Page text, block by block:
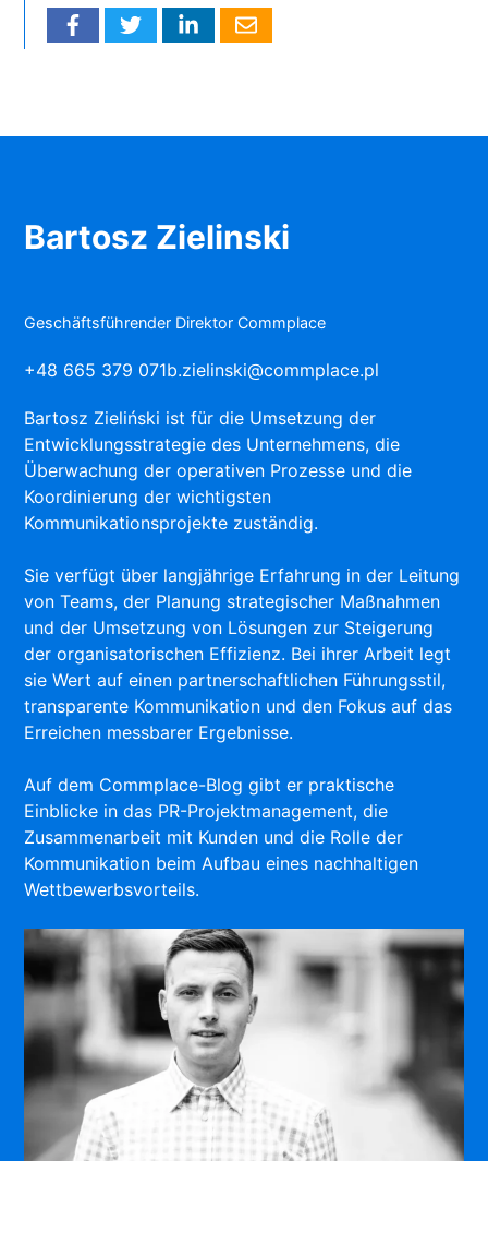
Bartosz Zielinski
Geschäftsführender Direktor Commplace
+48 665 379 071b.zielinski@commplace.pl
Bartosz Zieliński ist für die Umsetzung der
Entwicklungsstrategie des Unternehmens, die
Überwachung der operativen Prozesse und die
Koordinierung der wichtigsten
Kommunikationsprojekte zuständig.
Sie verfügt über langjährige Erfahrung in der Leitung
von Teams, der Planung strategischer Maßnahmen
und der Umsetzung von Lösungen zur Steigerung
der organisatorischen Effizienz. Bei ihrer Arbeit legt
sie Wert auf einen partnerschaftlichen Führungsstil,
transparente Kommunikation und den Fokus auf das
Erreichen messbarer Ergebnisse.
Auf dem Commplace-Blog gibt er praktische
Einblicke in das PR-Projektmanagement, die
Zusammenarbeit mit Kunden und die Rolle der
Kommunikation beim Aufbau eines nachhaltigen
Wettbewerbsvorteils.